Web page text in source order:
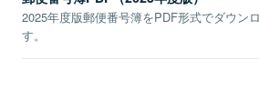
2025年度版郵便番号簿をPDF形式でダウン
す。